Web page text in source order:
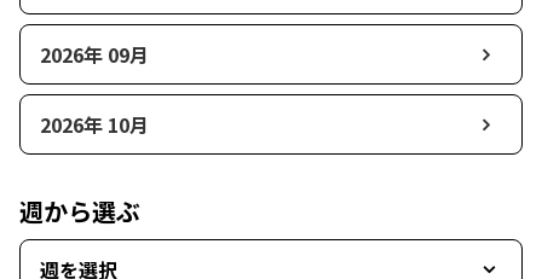
2026年 09月
2026年 10月
週から選ぶ
週を選択